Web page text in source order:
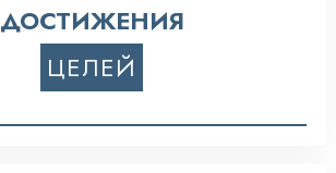
ДОСТИЖЕНИЯ
ЦЕЛЕЙ